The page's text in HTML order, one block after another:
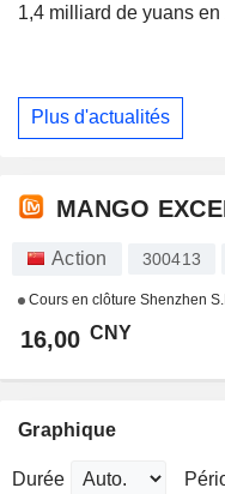
1,4 milliard de yuans en
Plus d'actualités
MANGO
Action 300413
Cours en clôture Shenzhen
16,00 CNY
Graphique
Durée